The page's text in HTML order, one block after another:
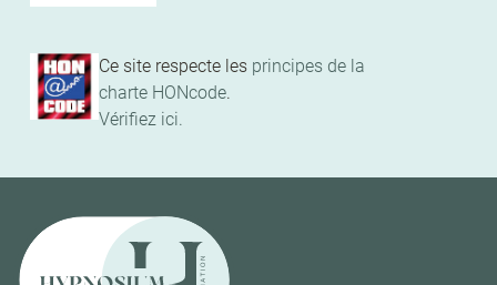
Ce site respecte les principes de la
charte HONcode.
Vérifiez ici.